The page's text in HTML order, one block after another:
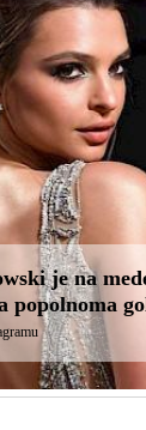
je na
popolnoma